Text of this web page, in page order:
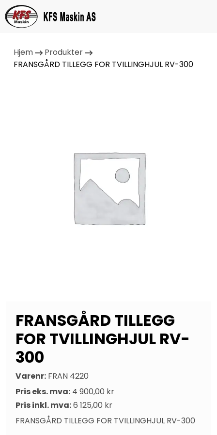
Hjem
Produkter
FRANSGÅRD TILLEGG FOR TVILLINGHJUL RV-300
FRANSGÅRD TILLEGG
FOR TVILLINGHJUL RV-
300
Varenr: FRAN 4220
Pris eks. mva: 4 900,00 kr
Pris inkl. mva:6 125,00 kr
FRANSGÅRD TILLEGG FOR TVILLINGHJUL RV-300